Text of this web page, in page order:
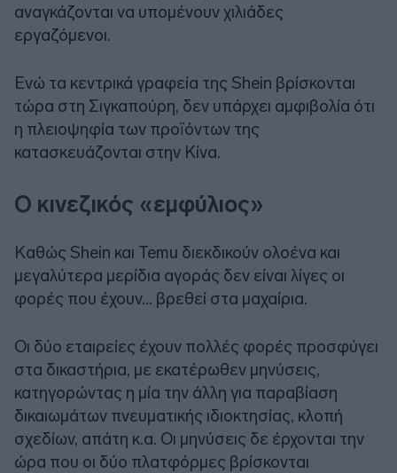
αναγκάζονται να υπομένουν χιλιάδες
εργαζόμενοι.
Ενώ τα κεντρικά γραφεία της Shein βρίσκονται
τώρα στη Σιγκαπούρη, δεν υπάρχει αμφιβολία ότι
η πλειοψηφία των προϊόντων της
κατασκευάζονται στην Κίνα.
Ο κινεζικός «εμφύλιος»
Καθώς Shein και Temu διεκδικούν ολοένα και
μεγαλύτερα μερίδια αγοράς δεν είναι λίγες οι
φορές που έχουν... βρεθεί στα μαχαίρια.
Οι δύο εταιρείες έχουν πολλές φορές προσφύγει
στα δικαστήρια, με εκατέρωθεν μηνύσεις,
κατηγορώντας η μία την άλλη για παραβίαση
δικαιωμάτων πνευματικής ιδιοκτησίας, κλοπή
σχεδίων, απάτη κ.α. Οι μηνύσεις δε έρχονται την
ώρα που οι δύο πλατφόρμες βρίσκονται